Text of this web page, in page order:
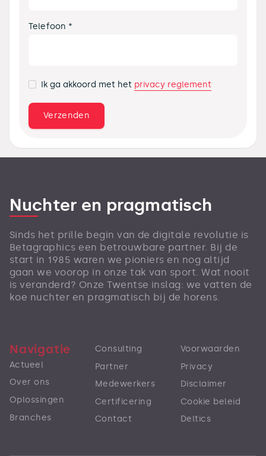
Telefoon *
Ik ga akkoord met het privacy reglement
Nuchter en pragmatisch
Sinds het prille begin van de digitale revolutie is
Betagraphics een betrouwbare partner. Bij de
start in 1985 waren we pioniers en nog altijd
gaan we voorop in onze tak van sport. Wat nooit
is veranderd? Onze Twentse inslag: we vatten de
koe nuchter en pragmatisch bij de horens.
Navigatie
Actueel
Over ons
Oplossingen
Branches
Consulting
Partner
Medewerkers
Certificering
Contact
Voorwaarden
Privacy
Disclaimer
Cookie beleid
Deltics